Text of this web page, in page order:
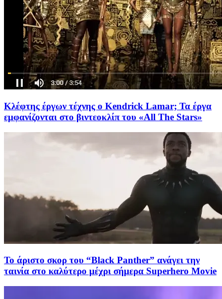
Κλέφτης έργων τέχνης ο Kendrick Lamar; Τα έργα
εμφανίζονται στο βιντεοκλίπ του «All The Stars»
Το άριστο σκορ του “Black Panther” ανάγει την
ταινία στo καλύτερo μέχρι σήμερα Superhero Movie